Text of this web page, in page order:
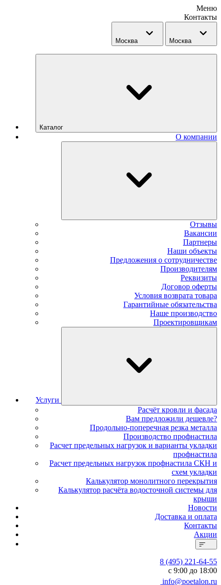
Меню
Контакты
Москва Москва
Каталог
О компании
Отзывы
Вакансии
Партнеры
Наши объекты
Предложения о сотрудничестве
Производителям
Реквизиты
Договор оферты
Условия возврата товара
Гарантийные обязательства
Наше производство
Проектировщикам
Услуги
Расчёт кровли и фасада
Вам предложили дешевле?
Продольно-поперечная резка металла
Производство профнастила
Расчет предельных нагрузок и варианты укладки
профнастила
Расчет предельных нагрузок профнастила СКН и
схем укладки
Калькулятор монолитного перекрытия
Калькулятор расчёта водосточной системы для
крыши
Новости
Доставка и оплата
Контакты
Акции
8 (495) 221-64-55
с 9:00 до 18:00
info@poetalon.ru